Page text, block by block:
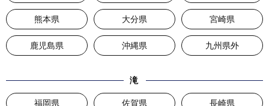
熊本県 大分県 宮崎県
鹿児島県 沖縄県 九州県外
滝
福岡県 佐賀県 長崎県